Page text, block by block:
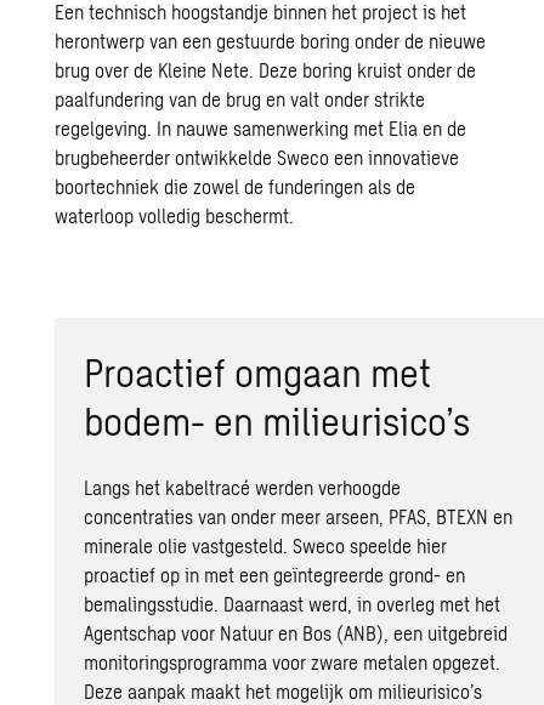
Een technisch hoogstandje binnen het project is het
herontwerp van een gestuurde boring onder de nieuwe
brug over de Kleine Nete. Deze boring kruist onder de
paalfundering van de brug en valt onder strikte
regelgeving. In nauwe samenwerking met Elia en de
brugbeheerder ontwikkelde Sweco een innovatieve
boortechniek die zowel de funderingen als de
waterloop volledig beschermt.
Proactief omgaan met
bodem- en milieurisico’s
Langs het kabeltracé werden verhoogde
concentraties van onder meer arseen, PFAS, BTEXN en
minerale olie vastgesteld. Sweco speelde hier
proactief op in met een geïntegreerde grond- en
bemalingsstudie. Daarnaast werd, in overleg met het
Agentschap voor Natuur en Bos (ANB), een uitgebreid
monitoringsprogramma voor zware metalen opgezet.
Deze aanpak maakt het mogelijk om milieurisico’s